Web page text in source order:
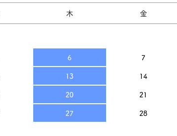
木 金
6 7
13 14
20 21
27 28